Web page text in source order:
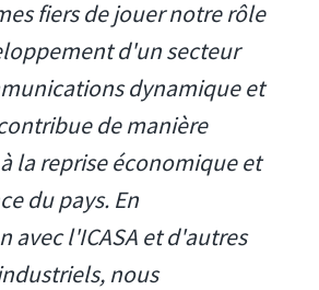
fiers de jouer notre rôle
d'un secteur
dynamique et
de manière
la reprise économique et
du pays. En
avec l'ICASA et d'autres
nous